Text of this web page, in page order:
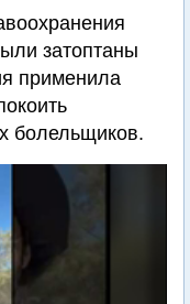
затоптаны
применила
болельщиков.